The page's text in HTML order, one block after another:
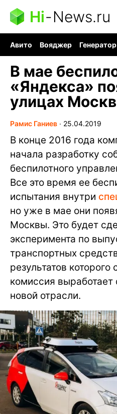
Hi-News.ru
Авито Вояджер Генератор
В мае
«Яндекса»
улицах
Рамис Ганиев ∙ 25.04.2019
В конце 2016 года
начала разработку
беспилотного
Все это время ее
испытания внутри
но уже в мае они
Москвы. Это будет
эксперимента по
транспортных
результатов которого
комиссия выработает
новой отрасли.